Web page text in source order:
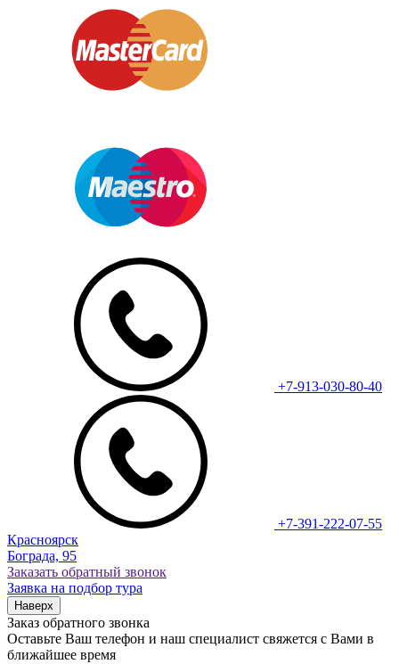
+7-913-030-80-40
+7-391-222-07-55
Красноярск
Бограда, 95
Заказать обратный звонок
Заявка на подбор тура
Наверх
Заказ обратного звонка
Оставьте Ваш телефон и наш специалист свяжется с Вами в
ближайшее время